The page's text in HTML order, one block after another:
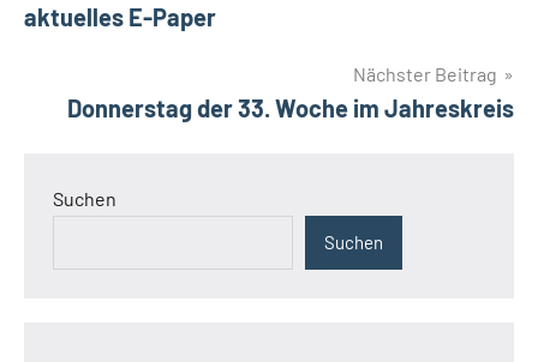
aktuelles E-Paper
Nächster Beitrag
Donnerstag der 33. Woche im Jahreskreis
Suchen
Suchen